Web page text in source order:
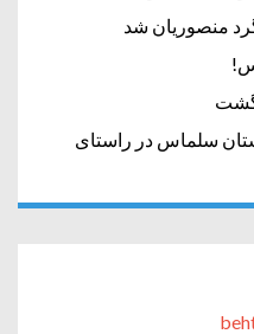
منصوریان شد
سلماس در راستای